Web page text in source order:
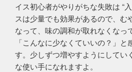
イス初心者がやりがちな失敗は “
スは少量でも効果があるので、む
なって、味の調和が取れなくなっ
「こんなに少なくていいの？」
す。少しずつ増やすようにしてい
な使い手になれますよ。